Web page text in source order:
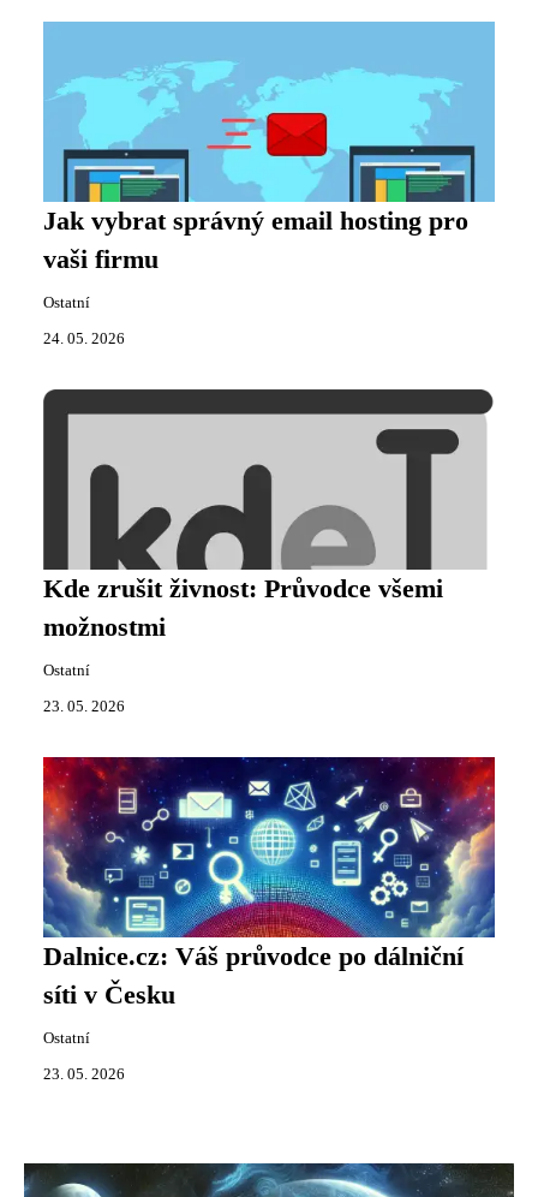
Jak vybrat správný email hosting pro
vaši firmu
Ostatní
24. 05. 2026
Kde zrušit živnost: Průvodce všemi
možnostmi
Ostatní
23. 05. 2026
Dalnice.cz: Váš průvodce po dálniční
síti v Česku
Ostatní
23. 05. 2026